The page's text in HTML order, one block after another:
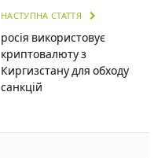
НАСТУПНА СТАТТЯ
росія використовує
криптовалюту з
Киргизстану для обходу
санкцій